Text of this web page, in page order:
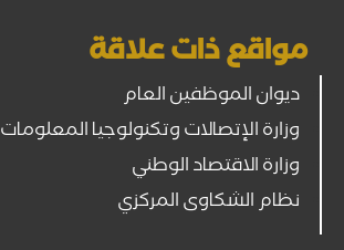
مواقع ذات علاقة
ديوان الموظفين العام
وزارة الإتصالات وتكنولوجيا المعلومات
وزارة الاقتصاد الوطني
نظام الشكاوى المركزي